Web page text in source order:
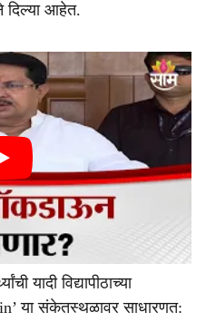
दिल्या आहेत.
यादी विद्यापीठाच्या
या संकेतस्थळावर साधारणत: